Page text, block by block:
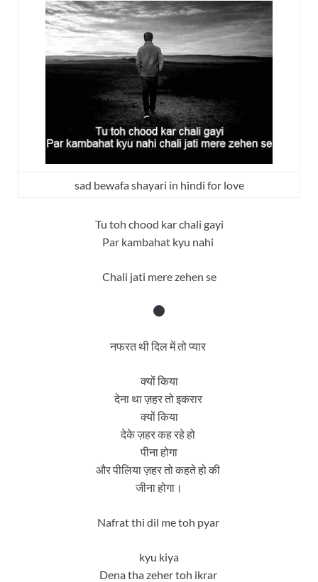
sad bewafa shayari in hindi for love
Tu toh chood kar chali gayi
Par kambahat kyu nahi
Chali jati mere zehen se
नफरत थी दिल में तो प्यार
क्यों किया
देना था ज़हर तो इकरार
क्यों किया
देके ज़हर कह रहे हो
पीना होगा
और पीलिया ज़हर तो कहते हो की
जीना होगा।
Nafrat thi dil me toh pyar
kyu kiya
Dena tha zeher toh ikrar